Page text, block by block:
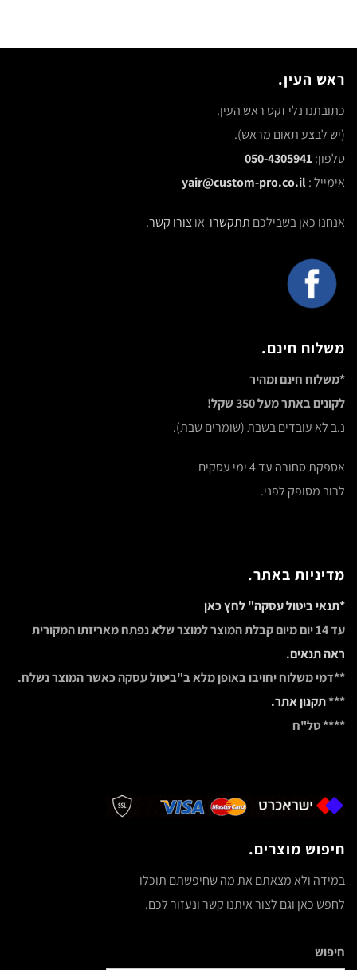
ראש העין.
כתובתנו נלי זקס ראש העין.
(יש לבצע תאום מראש).
טלפון: 050-4305941
אימייל :yair@custom-pro.co.il
אנחנו כאן בשבילכם תתקשרו אוצורו קשר.
משלוח חינם.
*משלוח חינם ומהיר
לקונים באתר מעל 350 שקל!
נ.ב לא עובדים בשבת (שומרים שבת).
אספקת סחורה עד 4 ימי עסקים
לרוב מסופק לפני.
מדיניות באתר.
*תנאי ביטול עסקה" לחץ כאן
עד 14 יום מיום קבלת המוצר למוצר שלא נפתח מאריזתו המקורית
ראה תנאים.
**דמי משלוח יחויבו באופן מלא ב"ביטול עסקה כאשר המוצר נשלח.
***תקנון אתר.
**** טל"ח
חיפוש מוצרים.
במידה ולא מצאתם את מה שחיפשתם תוכלו
לחפש כאן וגם לצור איתנו קשר ונעזור לכם.
חיפוש